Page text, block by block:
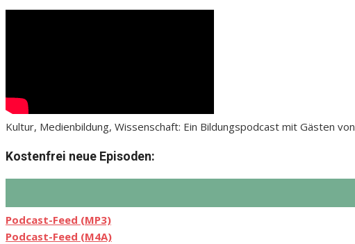
Kultur, Medienbildung, Wissenschaft: Ein Bildungspodcast mit Gästen von
Kostenfrei neue Episoden:
Podcast-Feed (MP3)
Podcast-Feed (M4A)